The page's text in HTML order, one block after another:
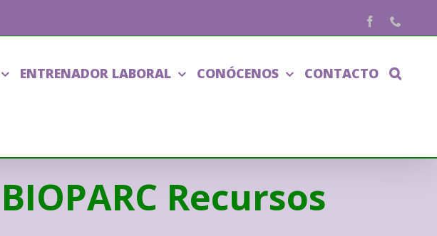
Facebook
ENTRENADOR LABORAL CONÓCENOS CONTACTO
Recursos